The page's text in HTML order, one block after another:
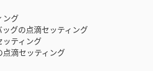
ング
の点滴セッティング
ティング
滴セッティング